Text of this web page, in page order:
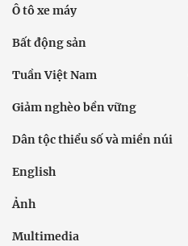
Ô tô xe máy
Bất động sản
Tuần Việt Nam
Giảm nghèo bền vững
Dân tộc thiểu số và miền núi
English
Ảnh
Multimedia